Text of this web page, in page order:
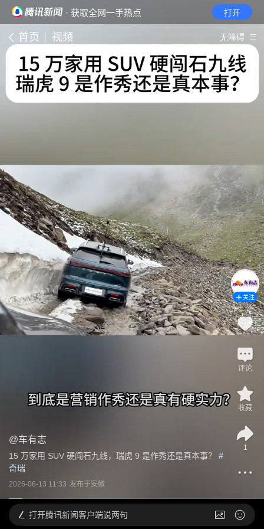
· 获取全网一手热点 打开
首页 视频 无障碍
@车有志
15 万家用 SUV 硬闯石九线，瑞虎 9 是作秀还是真本事？
#
奇瑞
2026-06-13 11:33 发布于安徽
关注
评论
收藏
1
打开腾讯新闻客户端说两句